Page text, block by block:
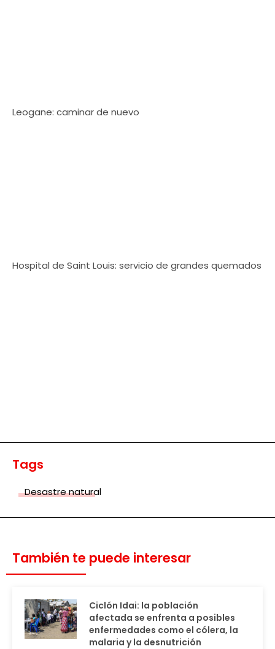
Leogane: caminar de nuevo
Hospital de Saint Louis: servicio de grandes quemados
Tags
Desastre natural
También te puede interesar
Ciclón Idai: la población
afectada se enfrenta a posibles
enfermedades como el cólera, la
malaria y la desnutrición